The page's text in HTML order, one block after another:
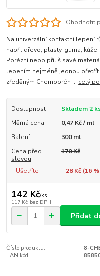
Ohodnotit
Na univerzální kontaktní lepení
např.: dřevo, plasty, guma,
Porézní nebo příliš savé
lepením nejméně jednou
zředěným Chemoprén ... celý
Dostupnost
Skladem 2
Měrná cena
0,47 Kč / ml
Balení
300 ml
Cena před
slevou
170 Kč
Ušetříte 28 Kč (16%
142 Kč/ks
117 Kč bez DPH
Přidat
Číslo produktu:
8-
EAN kód: